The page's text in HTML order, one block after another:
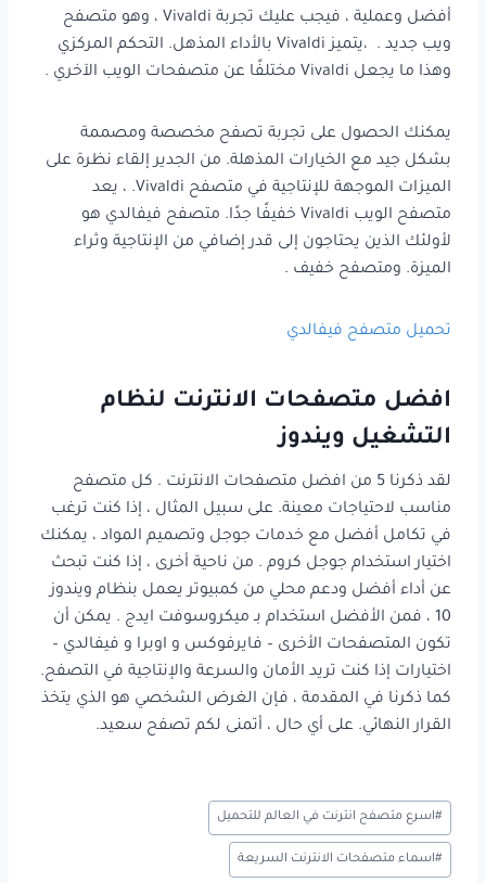
أفضل وعملية ، فيجب عليك تجربة Vivaldi ، وهو متصفح
ويب جديد . ،يتميز Vivaldi بالأداء المذهل. التحكم المركزي
وهذا ما يجعل Vivaldi مختلفًا عن متصفحات الويب الآخري .
يمكنك الحصول على تجربة تصفح مخصصة ومصممة
بشكل جيد مع الخيارات المذهلة. من الجدير إلقاء نظرة على
الميزات الموجهة للإنتاجية في متصفح Vivaldi. ، يعد
متصفح الويب Vivaldi خفيفًا جدًا. متصفح فيفالدي هو
لأولئك الذين يحتاجون إلى قدر إضافي من الإنتاجية وثراء
الميزة. ومتصفح خفيف .
تحميل متصفح فيفالدي
افضل متصفحات الانترنت لنظام
التشغيل ويندوز
لقد ذكرنا 5 من افضل متصفحات الانترنت . كل متصفح
مناسب لاحتياجات معينة. على سبيل المثال ، إذا كنت ترغب
في تكامل أفضل مع خدمات جوجل وتصميم المواد ، يمكنك
اختيار استخدام جوجل كروم . من ناحية أخرى ، إذا كنت تبحث
عن أداء أفضل ودعم محلي من كمبيوتر يعمل بنظام ويندوز
10 ، فمن الأفضل استخدام بـ ميكروسوفت ايدج . يمكن أن
تكون المتصفحات الأخرى – فايرفوكس و اوبرا و فيفالدي –
اختيارات إذا كنت تريد الأمان والسرعة والإنتاجية في التصفح.
كما ذكرنا في المقدمة ، فإن الغرض الشخصي هو الذي يتخذ
القرار النهائي. على أي حال ، أتمنى لكم تصفح سعيد.
وسوم
المقال:
#اسرع متصفح انترنت في العالم للتحميل
#اسماء متصفحات الانترنت السريعة